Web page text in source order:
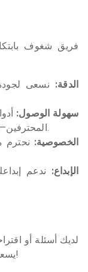
الدقة: نسعى
سهولة الوصول:
المحترفين—دون الحاجة إلى برامج معقدة أو إعداد.
الخصوصية: نحترم
الإبداع: ندعم
لديك أسئلة أو
. يسعدنا أن نسمع منك!